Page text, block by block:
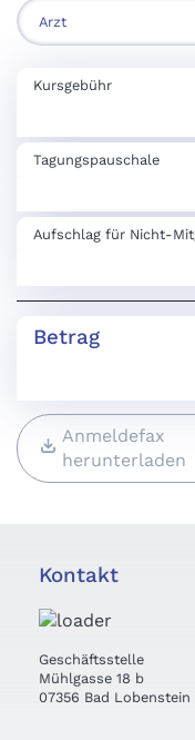
Kursgebühr
Tagungspauschale
Aufschlag für Nicht-
Betrag
Anmeldefax
herunterladen
Kontakt
Geschäftsstelle
Mühlgasse 18 b
07356 Bad Lobenstein